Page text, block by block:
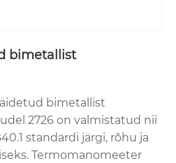
bimetallist
bimetallist
2726 on valmistatud nii
standardi järgi, rõhu ja
Termomanomeeter